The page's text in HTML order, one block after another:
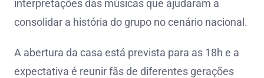
interpretações das músicas que ajudaram a
consolidar a história do grupo no cenário nacional.
A abertura da casa está prevista para as 18h e a
expectativa é reunir fãs de diferentes gerações